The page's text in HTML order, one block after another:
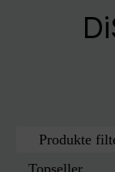
Produkte